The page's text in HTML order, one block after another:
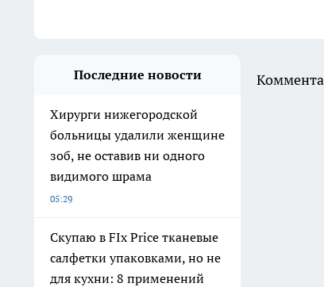
Последние новости
Хирурги нижегородской
больницы удалили женщине
зоб, не оставив ни одного
видимого шрама
05:29
Скупаю в FIx Price тканевые
салфетки упаковками, но не
для кухни: 8 применений